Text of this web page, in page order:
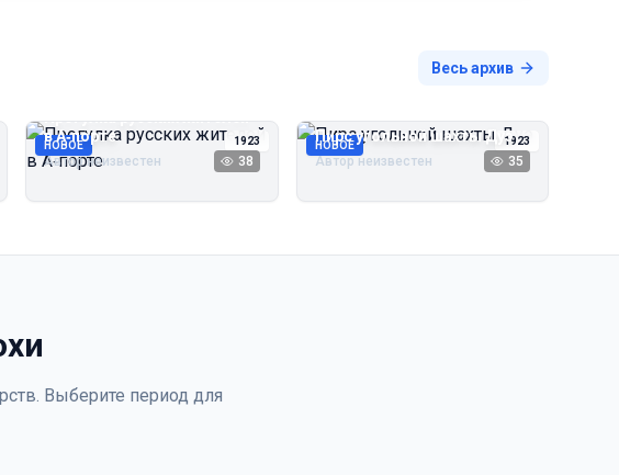
Весь архив
НОВОЕ 1923
Прогулка русских жителей
в А‑порте
Автор неизвестен 38
НОВОЕ 1923
Пирс угольной шахты Дуэ
Автор неизвестен 35
Выберите период для